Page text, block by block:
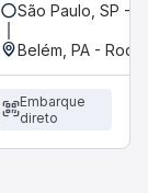
São Paulo, SP -
Belém, PA -
Embarque
direto